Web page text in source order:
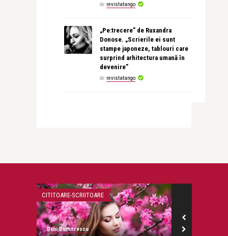
de revistatango
„Pe:trecere” de Ruxandra
Donose. „Scrierile ei sunt
stampe japoneze, tablouri care
surprind arhitectura umană în
devenire”
de revistatango
CITITOARE-SCRIITOARE
Dani Dumitrescu